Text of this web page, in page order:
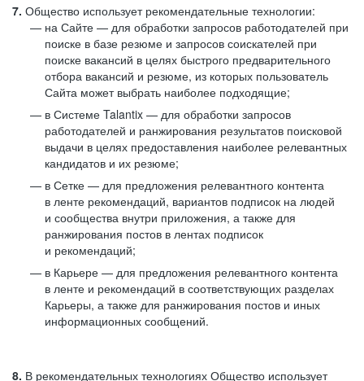
7. Общество использует рекомендательные технологии:
на Сайте — для обработки запросов работодателей при
поиске в базе резюме и запросов соискателей при
поиске вакансий в целях быстрого предварительного
отбора вакансий и резюме, из которых пользователь
Сайта может выбрать наиболее подходящие;
в Системе Talantix — для обработки запросов
работодателей и ранжирования результатов поисковой
выдачи в целях предоставления наиболее релевантных
кандидатов и их резюме;
в Сетке — для предложения релевантного контента
в ленте рекомендаций, вариантов подписок на людей
и сообщества внутри приложения, а также для
ранжирования постов в лентах подписок
и рекомендаций;
в Карьере — для предложения релевантного контента
в ленте и рекомендаций в соответствующих разделах
Карьеры, а также для ранжирования постов и иных
информационных сообщений.
8. В рекомендательных технологиях Общество использует